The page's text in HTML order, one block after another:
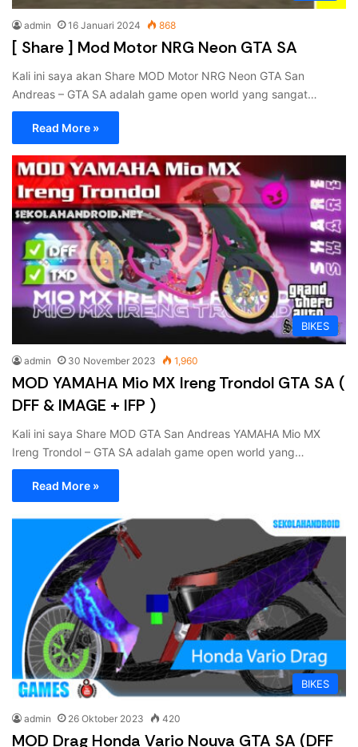
admin 16 Januari 2024 868
[ Share ] Mod Motor NRG Neon GTA SA
Kali ini saya akan Share MOD Motor NRG Neon GTA San
Andreas – GTA SA adalah game open world yang sangat…
Read More »
BIKES
admin 30 November 2023 1,960
MOD YAMAHA Mio MX Ireng Trondol GTA SA (
DFF & IMAGE + IFP )
Kali ini saya Share MOD GTA San Andreas YAMAHA Mio MX
Ireng Trondol – GTA SA adalah game open world yang…
Read More »
BIKES
admin 26 Oktober 2023 420
MOD Drag Honda Vario Nouva GTA SA (DFF